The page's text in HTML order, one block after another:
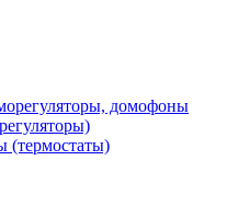
домофоны
(термостаты)